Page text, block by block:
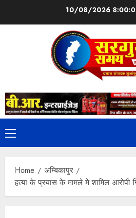
10/08/2026
Home
अम्बिकापुर
हत्या के प्रयास के मामले मे शामिल आरोपी